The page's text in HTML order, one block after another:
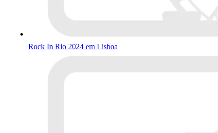
Rock In Rio 2024 em Lisboa